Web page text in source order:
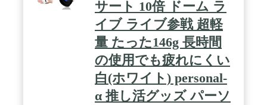
サート 10倍 ドーム ラ
イブ ライブ参戦 超軽
量 たった146g 長時間
の使用でも疲れにくい
白(ホワイト) personal-
α 推し活グッズ パーソ